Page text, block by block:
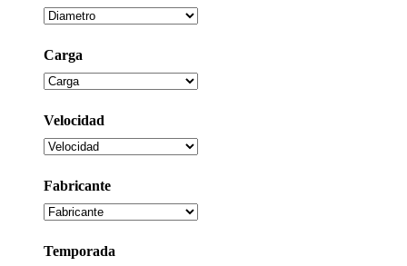
Carga
Velocidad
Fabricante
Temporada